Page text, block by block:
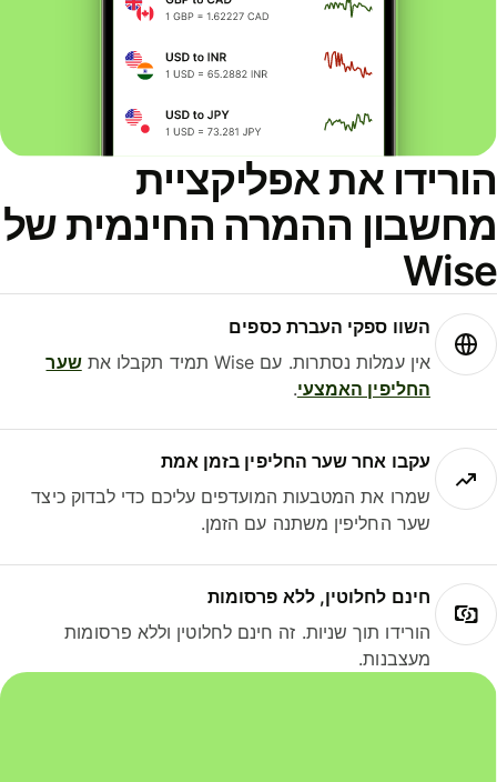
את אפליקציית
ההמרה החינמית של
השוו ספקי העברת כספים
אין עמלות נסתרות. עם Wise תמיד תקבלו את
שער
החליפין האמצעי.
עקבו אחר שער החליפין בזמן אמת
שמרו את המטבעות המועדפים עליכם כדי לבדוק כיצד
שער החליפין משתנה עם הזמן.
חינם לחלוטין, ללא פרסומות
הורידו תוך שניות. זה חינם לחלוטין וללא פרסומות
מעצבנות.